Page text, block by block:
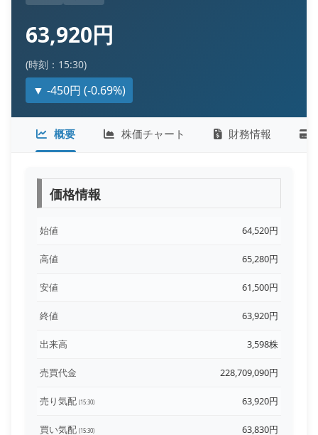
63,920円
(時刻：15:30)
▼ -450円 (-0.69%)
概要 株価チャート 財務情報
価格情報
始値 64,520円
高値 65,280円
安値 61,500円
終値 63,920円
出来高 3,598株
売買代金 228,709,090円
売り気配 (15:30) 63,920円
買い気配 (15:30) 63,830円